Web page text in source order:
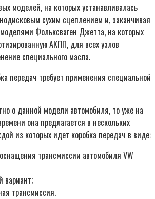
моделей, на которых устанавливалась
сухим сцеплением и, заканчивая
Фольксваген Джетта, на которых
АКПП, для всех узлов
специального масла.
передач требует применения специальной
о данной модели автомобиля, то уже на
она предлагается в нескольких
из которых идет коробка передач в виде:
трансмиссии автомобиля VW
вариант;
трансмиссия.